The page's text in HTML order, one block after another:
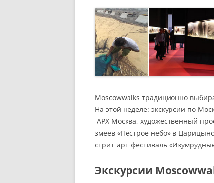
Moscowwalks традиционно
На этой неделе: экскурсии по
АРХ Москва, художественный
змеев «Пестрое небо» в
стрит-арт-фестиваль
Экскурсии